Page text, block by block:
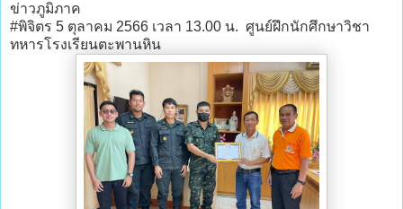
ข่าวภูมิภาค
#พิจิตร 5 ตุลาคม 2566 เวลา 13.00 น. ศูนย์ฝึกนักศึกษาวิชา
ทหารโรงเรียนตะพานหิน